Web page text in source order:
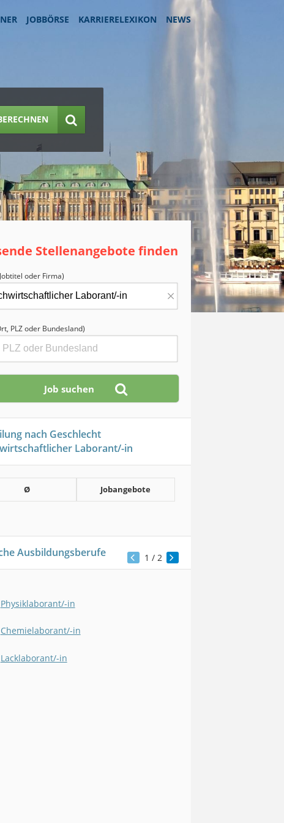
JOBBÖRSE KARRIERELEXIKON NEWS
Stellenangebote finden
oder Firma)
×
PLZ oder Bundesland)
nach Geschlecht
Laborant/-in
Ø Jobangebote
Ausbildungsberufe 1 / 2
Physiklaborant/-in
Chemielaborant/-in
Lacklaborant/-in